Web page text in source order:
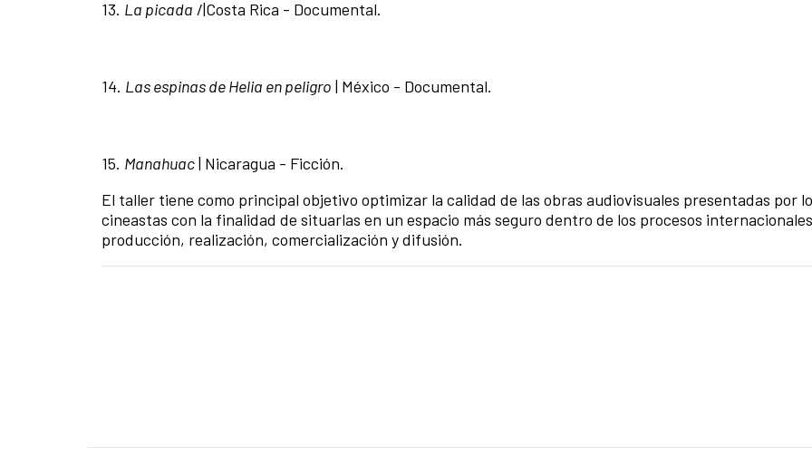
13. La picada /|Costa Rica - Documental.
14. Las espinas de Helia en peligro | México - Documental.
15. Manahuac| Nicaragua - Ficción.
El taller tiene como principal objetivo optimizar la calidad de las obras audiovisuales presentadas por
cineastas con la finalidad de situarlas en un espacio más seguro dentro de los procesos
producción, realización, comercialización y difusión.